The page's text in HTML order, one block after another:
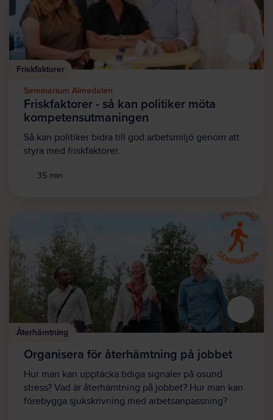
Friskfaktorer
Seminarium Almedalen
Friskfaktorer - så kan politiker möta
kompetensutmaningen
Så kan politiker bidra till god arbetsmiljö genom att
styra med friskfaktorer.
35 min
Återhämtning
Organisera för återhämtning på jobbet
Hur man kan upptäcka tidiga signaler på osund
stress? Vad är återhämtning på jobbet? Hur man kan
förebygga sjukskrivning med arbetsanpassning?